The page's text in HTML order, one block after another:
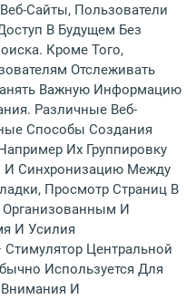
Сайты, Пользователи
В Будущем Без
Кроме Того,
Отслеживать
Важную Информацию
Различные Веб-
Способы Создания
Их Группировку
И Синхронизацию Между
Просмотр Страниц В
Организованным И
И Усилия
Центральной
Используется Для
И